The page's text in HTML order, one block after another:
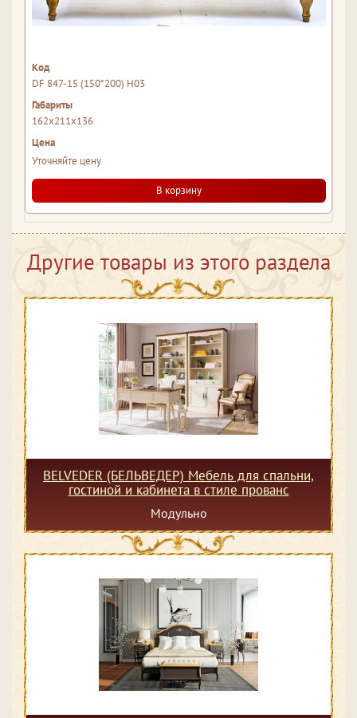
DF 847-15 (150*200) H03
162x211x136
Уточняйте цену
В корзину
Другие товары из этого раздела
BELVEDER (БЕЛЬВЕДЕР) Мебель для спальни,
гостиной и кабинета в стиле прованс
Модульно